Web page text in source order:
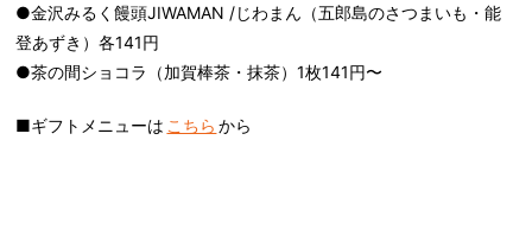
●金沢みるく饅頭JIWAMAN /じわまん（五郎島のさつまいも・能
登あずき）各141円
●茶の間ショコラ（加賀棒茶・抹茶）1枚141円〜
■ギフトメニューは こちら から